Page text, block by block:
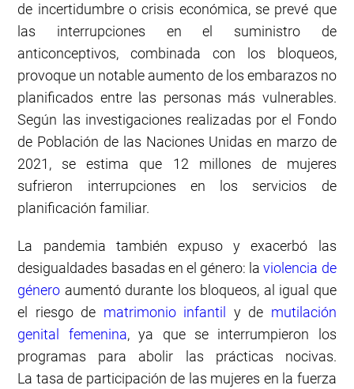
de incertidumbre o crisis económica, se prevé que
las interrupciones en el suministro de
anticonceptivos, combinada con los bloqueos,
provoque un notable aumento de los embarazos no
planificados entre las personas más vulnerables.
Según las investigaciones realizadas por el Fondo
de Población de las Naciones Unidas en marzo de
2021, se estima que 12 millones de mujeres
sufrieron interrupciones en los servicios de
planificación familiar.
La pandemia también expuso y exacerbó las
desigualdades basadas en el género: laviolencia de
género aumentó durante los bloqueos, al igual que
el riesgo de matrimonio infantil y de mutilación
genital femenina, ya que se interrumpieron los
programas para abolir las prácticas nocivas.
La tasa de participación de las mujeres en la fuerza